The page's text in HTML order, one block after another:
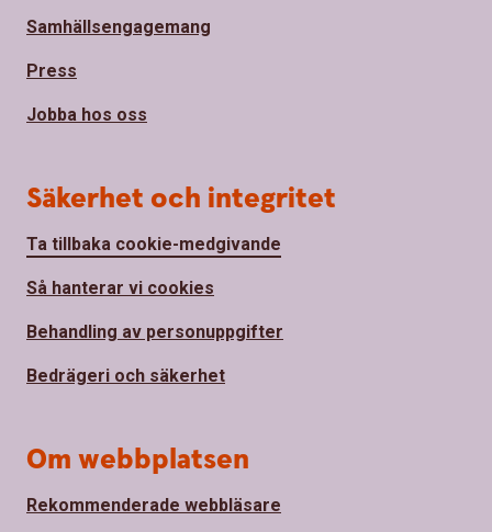
Samhällsengagemang
Press
Jobba hos oss
Säkerhet och integritet
Ta tillbaka cookie-medgivande
Så hanterar vi cookies
Behandling av personuppgifter
Bedrägeri och säkerhet
Om webbplatsen
Rekommenderade webbläsare